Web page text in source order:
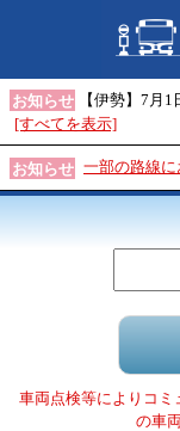
お知らせ
【伊勢】7月
[すべてを表示]
お知らせ 一部の路線
車両点検等によりコ
の車